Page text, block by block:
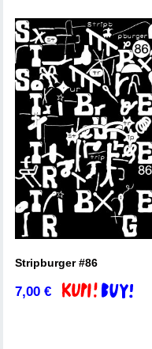
Stripburger #86
7,00€ Dodaj v košarico